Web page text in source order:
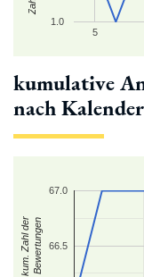
5
1.0
kumulative
nach
66.5
67.0
kum. Zahl derBewertungen